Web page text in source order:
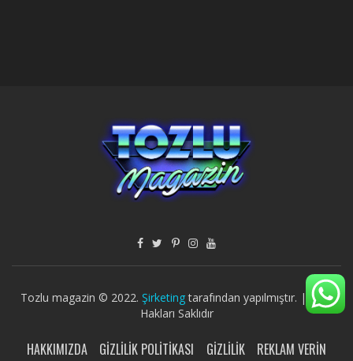
Tozlu magazin © 2022. Şirketingtarafından yapılmıştır. | Tüm
Hakları Saklıdır
HAKKIMIZDA GIZLILIK POLITIKASI GIZLILIK REKLAM VERIN